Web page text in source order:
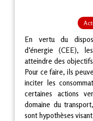
En vertu du
d’énergie (CEE),
atteindre des objectifs
Pour ce faire, ils
inciter les
certaines actions
domaine du
sont hypothèses